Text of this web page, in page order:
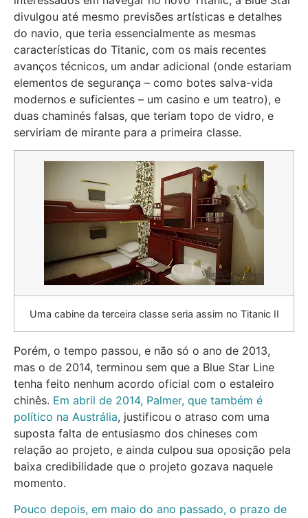
divulgou até mesmo previsões artísticas e detalhes
do navio, que teria essencialmente as mesmas
características do Titanic, com os mais recentes
avanços técnicos, um andar adicional (onde estariam
elementos de segurança – como botes salva-vida
modernos e suficientes – um casino e um teatro), e
duas chaminés falsas, que teriam topo de vidro, e
serviriam de mirante para a primeira classe.
Uma cabine da terceira classe seria assim no Titanic II
Porém, o tempo passou, e não só o ano de 2013,
mas o de 2014, terminou sem que a Blue Star Line
tenha feito nenhum acordo oficial com o estaleiro
chinês. Em abril de 2014, Palmer, que também é
político na Austrália, justificou o atraso com uma
suposta falta de entusiasmo dos chineses com
relação ao projeto, e ainda culpou sua oposição pela
baixa credibilidade que o projeto gozava naquele
momento.
Pouco depois, em maio do ano passado, o prazo de